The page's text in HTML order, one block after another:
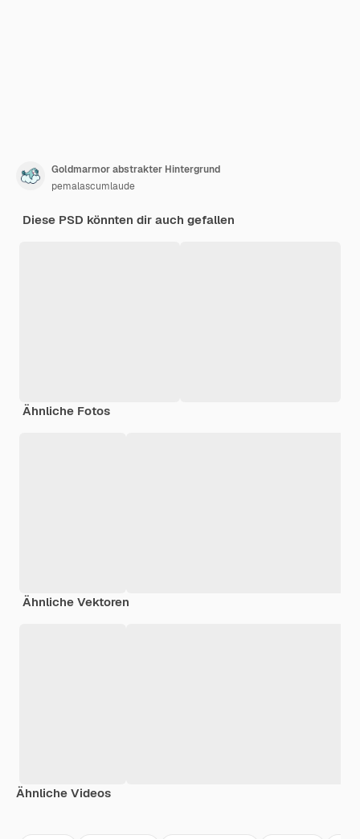
Goldmarmor abstrakter Hintergrund
pemalascumlaude
Diese PSD könnten dir auch gefallen
Ähnliche Fotos
Ähnliche Vektoren
Ähnliche Videos